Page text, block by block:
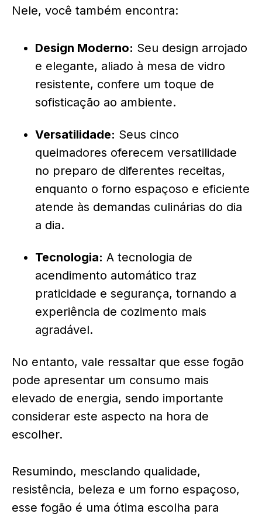
Nele, você também encontra:
Design Moderno: Seu design arrojado
e elegante, aliado à mesa de vidro
resistente, confere um toque de
sofisticação ao ambiente.
Versatilidade: Seus cinco
queimadores oferecem versatilidade
no preparo de diferentes receitas,
enquanto o forno espaçoso e eficiente
atende às demandas culinárias do dia
a dia.
Tecnologia: A tecnologia de
acendimento automático traz
praticidade e segurança, tornando a
experiência de cozimento mais
agradável.
No entanto, vale ressaltar que esse fogão
pode apresentar um consumo mais
elevado de energia, sendo importante
considerar este aspecto na hora de
escolher.
Resumindo, mesclando qualidade,
resistência, beleza e um forno espaçoso,
esse fogão é uma ótima escolha para